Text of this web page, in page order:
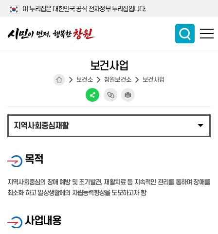
이 누리집은 대한민국 공식 전자정부 누리집입니다.
보건소 창원보건소 보건사업
보건사업
지역사회중심재활
목적
지역사회중심의 장애 예방 및 조기발견, 재활치료 등 지속적인 관리를 통하여 장애를
최소화 하고 일상생활에의 자립능력향상을 도모하고자 함
사업내용